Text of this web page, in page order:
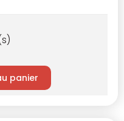
panier